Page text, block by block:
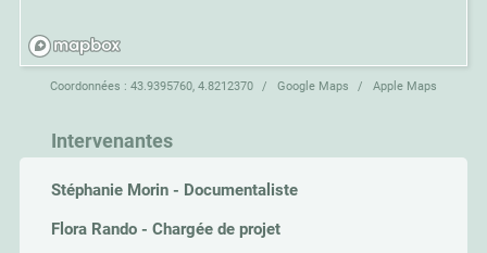
Coordonnées : 43.9395760, 4.8212370 Google Maps Apple Maps
Intervenantes
Stéphanie Morin - Documentaliste
Flora Rando - Chargée de projet